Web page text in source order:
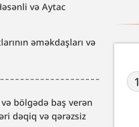
və Aytac
əməkdaşları və
bölgədə baş verən
dəqiq və qərəzsiz
1